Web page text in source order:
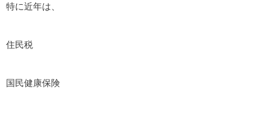
特に近年は、
住民税
国民健康保険